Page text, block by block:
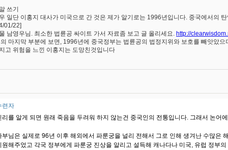
쓰기
일단 이홍지 대사가 미국으로 간 것은 제가 알기로는 1996년입니다. 중국에서의
01/22]
남영우님. 최소한 법륜공 싸이트 가서 자료좀 보고 글 올리세요. http://
마지막 부분에 보면, 1996년에 중국정부는 법륜공의 법정지위와 보호를 빼앗았
고 위험을 느낀 이홍지는 도망친것입니다
련자
리를 알게 되면 원래 죽음을 두려워 하지 않는건 중국인의 전통입니다. 그래서 논어
부님은 실제로 96년 이후 해외에서 파룬궁을 널리 전해서 그로 인해 생겨난 수많은
원해주었고 각국 정부에게 파룬궁 진상을 알리고 설득해 캐나다나 미국, 유럽 정부